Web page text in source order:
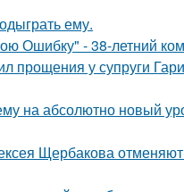
ему.
Ошибку" - 38-летний
прощения у супруги
на абсолютно новый
Щербакова